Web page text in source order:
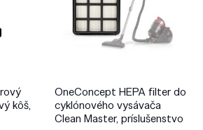
kôš,
OneConcept HEPA filter do
cyklónového vysávača
Clean Master, príslušenstvo